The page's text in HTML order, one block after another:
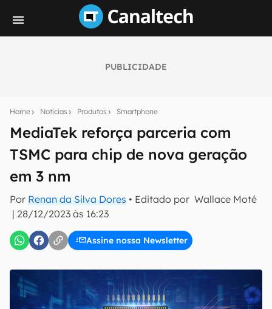
PUBLICIDADE
Home Notícias Produtos Smartphone
MediaTek reforça parceria com
TSMC para chip de nova geração
em 3 nm
Por Renan da Silva Dores • Editado por Wallace Moté
| 28/12/2023 às 16:23
Assine nossa Newsletter
notícias e reviews sobre tecnologia em primeira
mão.
E-mail
inscreva-se
Confirmo que li, aceito e concordo com os Termos de
Uso e Política de Privacidade do Canaltech.